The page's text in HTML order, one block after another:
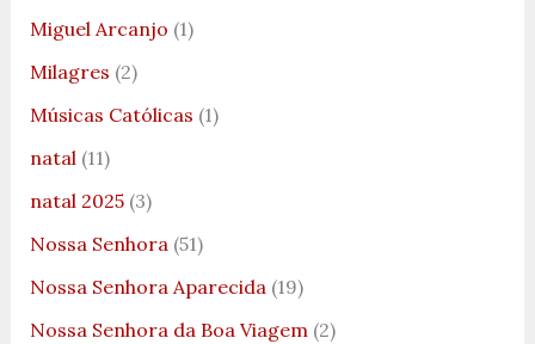
Miguel Arcanjo (1)
Milagres (2)
Músicas Católicas (1)
natal(11)
natal 2025(3)
Nossa Senhora(51)
Nossa Senhora Aparecida(19)
Nossa Senhora da Boa Viagem(2)